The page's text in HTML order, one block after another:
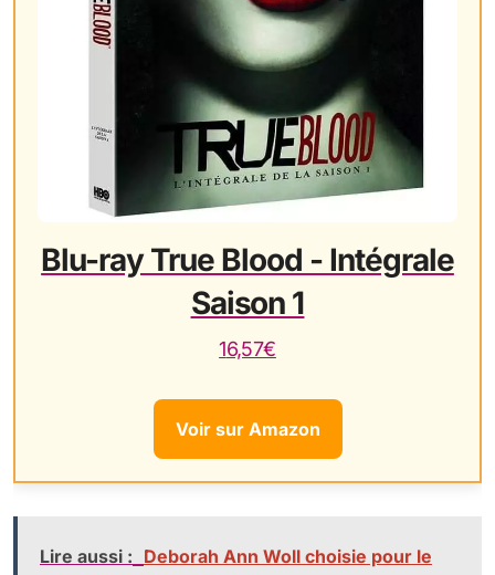
Blu-ray True Blood - Intégrale
Saison 1
16,57€
Voir sur Amazon
Lire aussi : Deborah Ann Woll choisie pour le